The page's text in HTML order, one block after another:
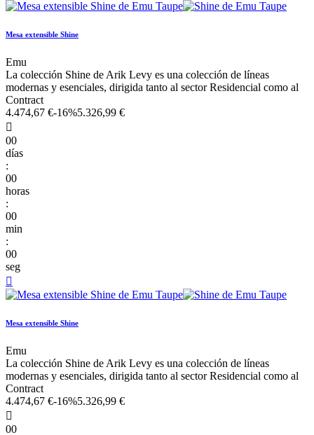
Mesa extensible Shine
Emu
La colección Shine de Arik Levy es una colección de líneas
modernas y esenciales, dirigida tanto al sector Residencial como al
Contract
4.474,67 €-16%5.326,99 €

00
días
:
00
horas
:
00
min
:
00
seg

Mesa extensible Shine
Emu
La colección Shine de Arik Levy es una colección de líneas
modernas y esenciales, dirigida tanto al sector Residencial como al
Contract
4.474,67 €-16%5.326,99 €

00